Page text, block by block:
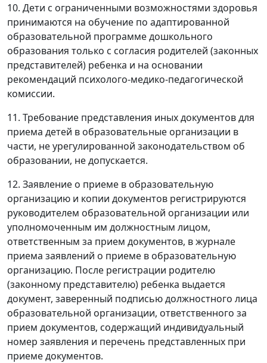
10. Дети с ограниченными возможностями здоровья
принимаются на обучение по адаптированной
образовательной программе дошкольного
образования только с согласия родителей (законных
представителей) ребенка и на основании
рекомендаций психолого-медико-педагогической
комиссии.
11. Требование представления иных документов для
приема детей в образовательные организации в
части, не урегулированной законодательством об
образовании, не допускается.
12. Заявление о приеме в образовательную
организацию и копии документов регистрируются
руководителем образовательной организации или
уполномоченным им должностным лицом,
ответственным за прием документов, в журнале
приема заявлений о приеме в образовательную
организацию. После регистрации родителю
(законному представителю) ребенка выдается
документ, заверенный подписью должностного лица
образовательной организации, ответственного за
прием документов, содержащий индивидуальный
номер заявления и перечень представленных при
приеме документов.